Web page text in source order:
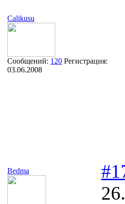
Calikusu
Сообщений: 120 Регистрация:
03.06.2008
Bedma